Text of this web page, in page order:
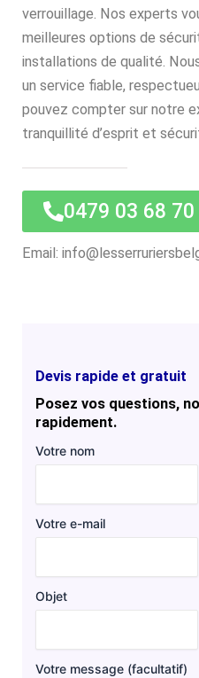
verrouillage. Nos experts
meilleures options de
installations de qualité.
un service fiable,
pouvez compter sur notre
tranquillité d’esprit et
0479 03 68 70
Email:
Devis rapide et gratuit
Posez vos questions,
rapidement.
Votre nom
Votre e-mail
Objet
Votre message (facultatif)